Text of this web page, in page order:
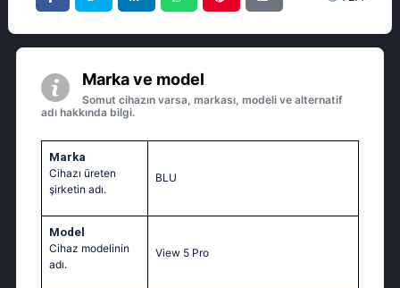
Marka ve model
Somut cihazın varsa, markası, modeli ve alternatif
adı hakkında bilgi.
Marka
Cihazı üreten
şirketin adı.
BLU
Model
Cihaz modelinin
adı.
View 5 Pro